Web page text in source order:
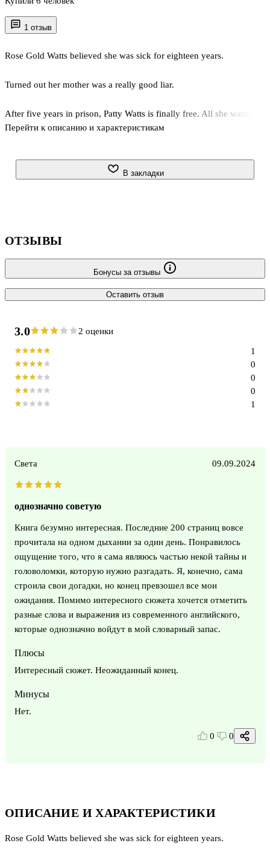
1 отзыв
Rose Gold Watts believed she was sick for eighteen years.
Turned out her mother was a really good liar.
After five years in prison, Patty Watts is finally free. All she wants is
to put old grievances behind her, reconcile with the daughter who
When Rose Gold agrees to have Patty move in, it seems their
And is Rose Gold really able to forgive?
A gripping and electrifying tale that will make you question your
allegiances until the very end . . .
Перейти к описанию и характеристикам
В закладки
ОПИСАНИЕ И ХАРАКТЕРИСТИКИ
Rose Gold Watts believed she was sick for eighteen years.
ОТЗЫВЫ
Бонусы за отзывы
Оставить отзыв
3.0 2 оценки
1
0
0
0
1
Света 09.09.2024
однозначно советую
Книга безумно интересная. Последние 200 страниц вовсе
прочитала на одном дыхании за один день. Понравилось
ощущение того, что я сама являюсь частью некой тайны и
головоломки, которую нужно разгадать. Я, конечно, сама
строила свои догадки, но конец превзошел все мои
ожидания. Помимо интересного сюжета хочется отметить
разные слова и выражения из современного английского,
которые однозначно войдут в мой словарный запас.
Плюсы
Интересный сюжет. Неожиданный конец.
Минусы
Нет.
0 0